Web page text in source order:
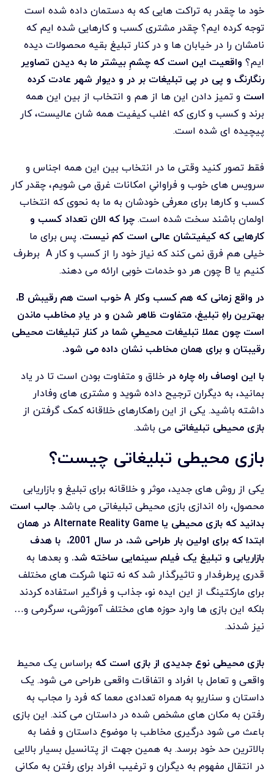
خود ما چقدر به تراکت هایی که به دستمان داده شده است
توجه کرده ایم؟ چقدر مشتری کسب و کارهایی شده ایم که
نامشان را در خیابان ها و در کنار تبلیغ بقیه محصولات دیده
ایم؟ واقعیت این است که چشمِ بیشتر ما به دیدن تصاویر
رنگارنگ و پی در پی تبلیغات بر در و دیوار شهر عادت کرده
است و تمیز دادن این ها از هم و انتخاب از بین این همه
برند و کسب و کاری که اغلب کیفیت همه شان عالیست، کار
پیچیده ای شده است.
فقط تصور کنید وقتی ما در انتخاب بین این همه اجناس و
سرویس های خوب و فراوانیِ امکانات غرق می شویم، چقدر کار
کسب و کارها برای معرفی خودشان به ما به نحوی که انتخاب
اولمان باشند سخت شده است. چرا که الان تعداد کسب و
کارهایی که کیفیتشان عالی است کم نیست. پس برای ما
خیلی هم فرق نمی کند که نیاز خود را از کسب و کار A برطرف
کنیم یا B چون هر دو خدمات خوبی ارائه می دهند.
در واقع زمانی که هم کسب وکار A خوب است هم رقیبش B،
بهترین راهِ تبلیغ، متفاوت ظاهر شدن و در یادِ مخاطب ماندن
است چون عملا تبلیغات محیطیِ شما در کنار تبلیغات محیطی
رقیبتان و برای همان مخاطب نشان داده می شود.
با این اوصاف راه چاره در خلاق و متفاوت بودن است تا در یاد
بمانید، به دیگران ترجیح داده شوید و مشتری های وفادار
داشته باشید. یکی از این راهکارهای خلاقانه کمک گرفتن از
بازی محیطی تبلیغاتی می باشد.
بازی محیطی تبلیغاتی چیست؟
یکی از روش های جدید، موثر و خلاقانه برای تبلیغ و بازاریابی
محصول، راه اندازی بازی محیطی تبلیغاتی می باشد. جالب است
بدانید که بازی محیطی یا Alternate Reality Game در همان
ابتدا که برای اولین بار طراحی شد، در سال 2001، با هدف
بازاریابی و تبلیغ یک فیلم سینمایی ساخته شد. و بعدها به
قدری پرطرفدار و تاثیرگذار شد که نه تنها شرکت های مختلف
برای مارکتینگ از این ایده نو، جذاب و فراگیر استفاده کردند
بلکه این بازی ها وارد حوزه های مختلف آموزشی، سرگرمی و…
نیز شدند.
بازی محیطی نوع جدیدی از بازی است که براساس یک محیط
واقعی و تعامل با افراد و اتفاقات واقعی طراحی می شود. یک
داستان و سناریو به همراه تعدادی معما که فرد را مجاب به
رفتن به مکان های مشخص شده در داستان می کند. این بازی
باعث می شود درگیری مخاطب با موضوع داستان و فضا به
بالاترین حد خود برسد. به همین جهت از پتانسیل بسیار بالایی
در انتقال مفهوم به دیگران و ترغیب افراد برای رفتن به مکانی